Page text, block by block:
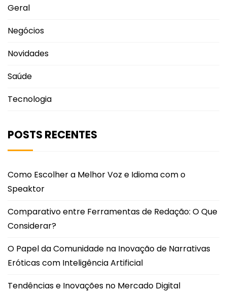
Geral
Negócios
Novidades
Saúde
Tecnologia
POSTS RECENTES
Como Escolher a Melhor Voz e Idioma com o
Speaktor
Comparativo entre Ferramentas de Redação: O Que
Considerar?
O Papel da Comunidade na Inovação de Narrativas
Eróticas com Inteligência Artificial
Tendências e Inovações no Mercado Digital